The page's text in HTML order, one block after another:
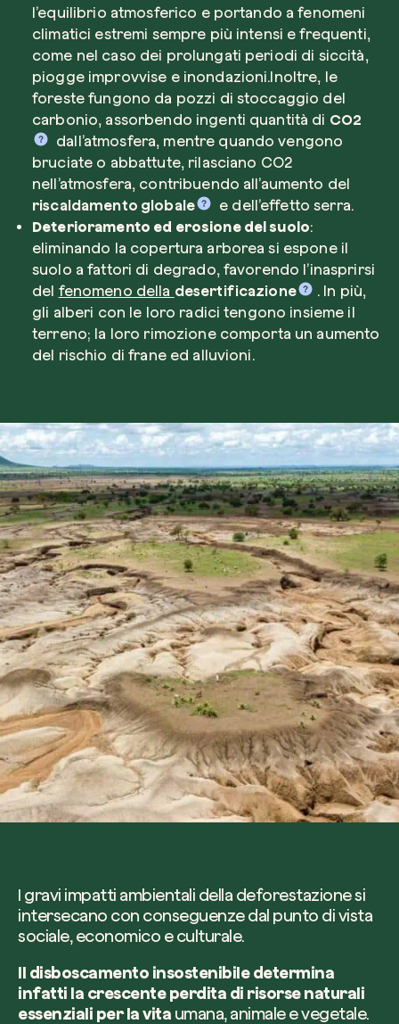
l’equilibrio atmosferico e portando a fenomeni
climatici estremi sempre più intensi e frequenti,
come nel caso dei prolungati periodi di siccità,
piogge improvvise e inondazioni.Inoltre, le
foreste fungono da pozzi di stoccaggio del
carbonio, assorbendo ingenti quantità di CO2
dall’atmosfera, mentre quando vengono
bruciate o abbattute, rilasciano CO2
nell’atmosfera, contribuendo all’aumento del
riscaldamento globale
e dell’effetto serra.
Deterioramento ed erosione del suolo:
eliminando la copertura arborea si espone il
suolo a fattori di degrado, favorendo l’inasprirsi
del fenomeno della desertificazione
. In più,
gli alberi con le loro radici tengono insieme il
terreno; la loro rimozione comporta un aumento
del rischio di frane ed alluvioni.
I gravi impatti ambientali della deforestazione si
intersecano con conseguenze dal punto di vista
sociale, economico e culturale.
Il disboscamento insostenibile determina
infatti la crescente perdita di risorse naturali
essenziali per la vita umana, animale e vegetale.